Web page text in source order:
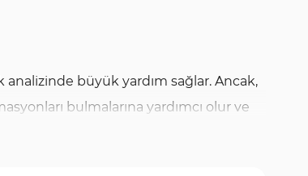
büyük yardım sağlar. Ancak,
bulmalarına yardımcı olur ve
otomatik olarak bulma yeteneğine